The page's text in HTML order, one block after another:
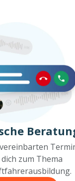
zum Thema